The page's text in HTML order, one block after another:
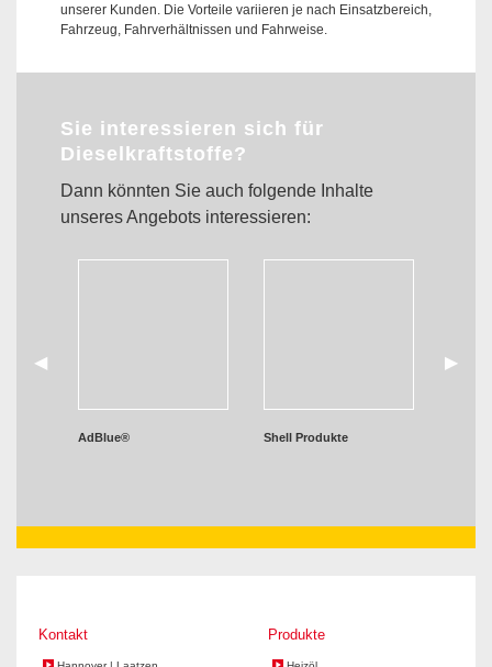
unserer Kunden. Die Vorteile variieren je nach Einsatzbereich,
Fahrzeug, Fahrverhältnissen und Fahrweise.
Sie interessieren sich für
Dieselkraftstoffe?
Dann könnten Sie auch folgende Inhalte
unseres Angebots interessieren:
zurück
◀︎ weiter
▶︎
AdBlue® Shell Produkte
Kontakt Produkte